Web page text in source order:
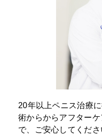
20年以上ペニス治療
術からからアフター
で、ご安心してくださ